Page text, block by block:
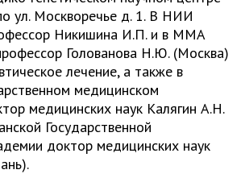
ул. Москворечье д. 1. В НИИ
Никишина И.П. и в ММА
Голованова Н.Ю. (Москва)
лечение, а также в
медицинском
медицинских наук Калягин А.Н.
Государственной
доктор медицинских наук